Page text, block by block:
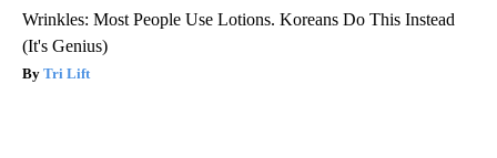
Wrinkles: Most People Use Lotions. Koreans Do This Instead
(It's Genius)
Tri Lift